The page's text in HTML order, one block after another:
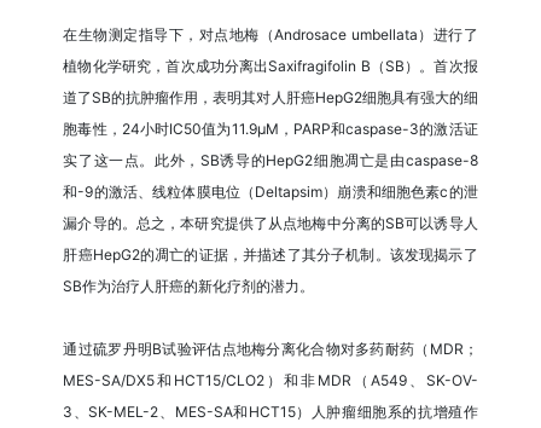
在生物测定指导下，对点地梅（Androsace umbellata）进行了
植物化学研究，首次成功分离出Saxifragifolin B（SB）。首次报
道了SB的抗肿瘤作用，表明其对人肝癌HepG2细胞具有强大的细
胞毒性，24小时IC50值为11.9μM，PARP和caspase-3的激活证
实了这一点。此外，SB诱导的HepG2细胞凋亡是由caspase-8
和-9的激活、线粒体膜电位（Deltapsim）崩溃和细胞色素c的泄
漏介导的。总之，本研究提供了从点地梅中分离的SB可以诱导人
肝癌HepG2的凋亡的证据，并描述了其分子机制。该发现揭示了
SB作为治疗人肝癌的新化疗剂的潜力。
通过硫罗丹明B试验评估点地梅分离化合物对多药耐药（MDR；
MES-SA/DX5和HCT15/CLO2）和非MDR（A549、SK-OV-
3、SK-MEL-2、MES-SA和HCT15）人肿瘤细胞系的抗增殖作